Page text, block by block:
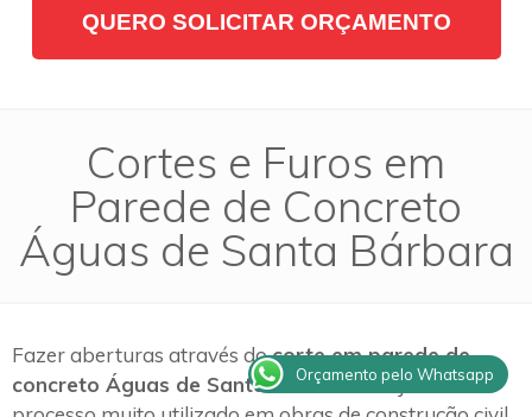
QUERO SOLICITAR ORÇAMENTO
Cortes e Furos em
Parede de Concreto
Águas de Santa Bárbara
Fazer aberturas através docorte em parede de
concreto Águas de Santa Bárbaraé hoje um
Orçamento pelo Whatsapp